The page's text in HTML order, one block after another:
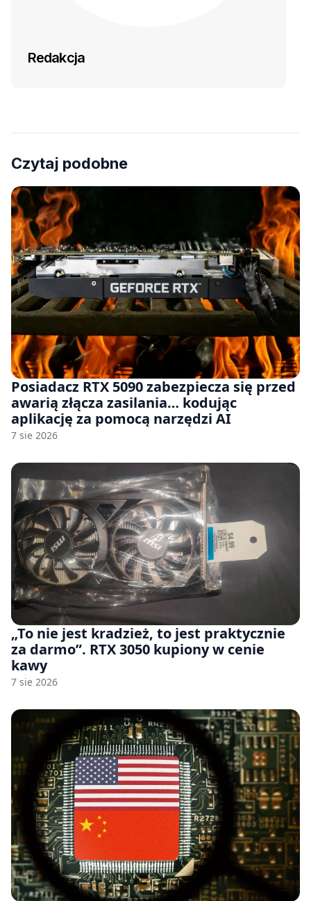
Redakcja
Czytaj podobne
Posiadacz RTX 5090 zabezpiecza się przed
awarią złącza zasilania… kodując
aplikację za pomocą narzędzi AI
7 sie 2026
„To nie jest kradzież, to jest praktycznie
za darmo”. RTX 3050 kupiony w cenie
kawy
7 sie 2026